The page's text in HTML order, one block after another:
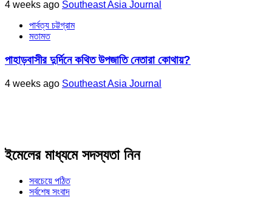
4 weeks ago Southeast Asia Journal
পার্বত্য চট্টগ্রাম
মতামত
পাহাড়বাসীর দুর্দিনে কথিত উপজাতি নেতারা কোথায়?
4 weeks ago Southeast Asia Journal
ইমেলের মাধ্যমে সদস্যতা নিন
সবচেয়ে পঠিত
সর্বশেষ সংবাদ